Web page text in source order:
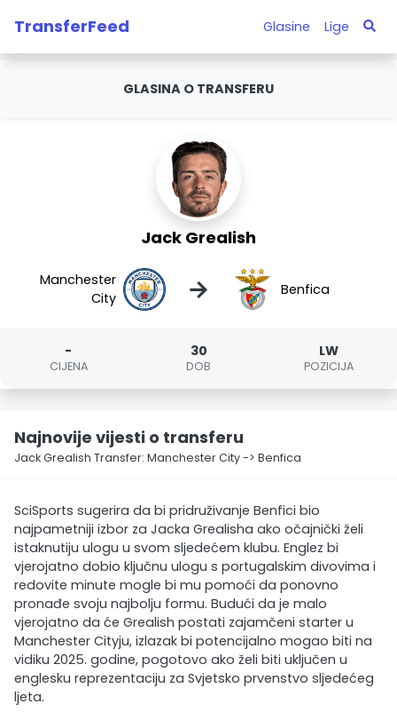
TransferFeed Glasine Lige
GLASINA O TRANSFERU
Jack Grealish
Manchester
City
→ Benfica
-
CIJENA
30
DOB
LW
POZICIJA
Najnovije vijesti o transferu
Jack Grealish Transfer: Manchester City -> Benfica
SciSports sugerira da bi pridruživanje Benfici bio
najpametniji izbor za Jacka Grealisha ako očajnički želi
istaknutiju ulogu u svom sljedećem klubu. Englez bi
vjerojatno dobio ključnu ulogu s portugalskim divovima i
redovite minute mogle bi mu pomoći da ponovno
pronađe svoju najbolju formu. Budući da je malo
vjerojatno da će Grealish postati zajamčeni starter u
Manchester Cityju, izlazak bi potencijalno mogao biti na
vidiku 2025. godine, pogotovo ako želi biti uključen u
englesku reprezentaciju za Svjetsko prvenstvo sljedećeg
ljeta.